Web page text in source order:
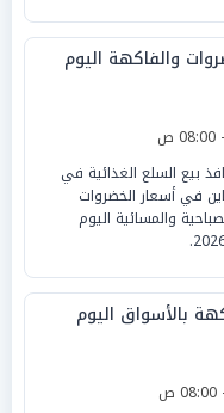
والفاكهة اليوم
بيع السلع الغذائية في
في أسعار الخضروات
والمسائية اليوم
بالأسواق اليوم